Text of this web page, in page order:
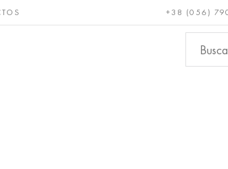
+38 (056)
Bronce, cobre, Metales
ferrosos